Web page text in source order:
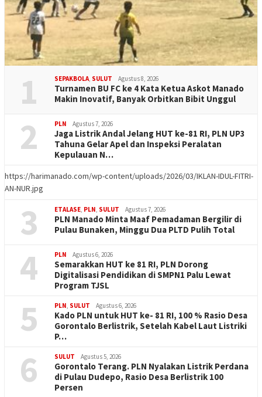
1 SEPAKBOLA SULUT Agustus 8, 2026
Turnamen BU FC ke 4 Kata Ketua Askot Manado
Makin Inovatif, Banyak Orbitkan Bibit Unggul
2 PLN Agustus 7, 2026
Jaga Listrik Andal Jelang HUT ke-81 RI, PLN UP3
Tahuna Gelar Apel dan Inspeksi Peralatan
Kepulauan N…
https://harimanado.com/wp-content/uploads/2026/03/IKLAN-IDUL-FITRI-
AN-NUR.jpg
3 ETALASE PLN SULUT Agustus 7, 2026
PLN Manado Minta Maaf Pemadaman Bergilir di
Pulau Bunaken, Minggu Dua PLTD Pulih Total
4 PLN Agustus 6, 2026
Semarakkan HUT ke 81 RI, PLN Dorong
Digitalisasi Pendidikan di SMPN1 Palu Lewat
Program TJSL
5 PLN SULUT Agustus 6, 2026
Kado PLN untuk HUT ke- 81 RI, 100 % Rasio Desa
Gorontalo Berlistrik, Setelah Kabel Laut Listriki
P…
6 SULUT Agustus 5, 2026
Gorontalo Terang. PLN Nyalakan Listrik Perdana
di Pulau Dudepo, Rasio Desa Berlistrik 100
Persen